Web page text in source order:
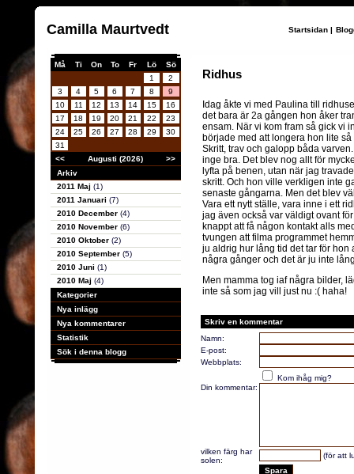
Camilla Maurtvedt Startsidan |
Må Ti On To Fr Lö
Sö
1
2
3
4 5 6 7 8
9
10
11 12 13 14 15
16
17
18 19 20 21 22
23
24
25 26 27 28 29
30
31
<<
Augusti (2026)
>>
Arkiv
2011 Maj (1)
2011 Januari (7)
2010 December (4)
2010 November (6)
2010 Oktober (2)
2010 September (5)
2010 Juni (1)
2010 Maj (4)
Kategorier
Nya inlägg
Nya kommentarer
Statistik
Sök i denna blogg
Ridhus
Idag åkte vi med Paulina till
det bara är 2a gången hon åker
ensam. När vi kom fram så gick vi
började med att longera hon lite
Skritt, trav och galopp båda
inge bra. Det blev nog allt för
lyfta på benen, utan när jag
skritt. Och hon ville verkligen inte
senaste gångarna. Men det blev
Vara ett nytt ställe, vara inne i ett
jag även också var väldigt ovant
knappt att få någon kontakt alls
tvungen att filma programmet
ju aldrig hur lång tid det tar för hon
några gånger och det är ju inte
Men mamma tog iaf några bilder,
inte så som jag vill just nu :( haha!
Skriv en kommentar
Namn:
E-post:
Webbplats:
Kom ihåg mig?
Din kommentar:
vilken färg har
solen:
(för att